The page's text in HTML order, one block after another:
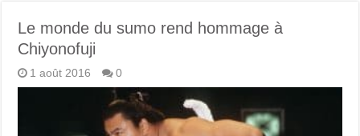
Le monde du sumo rend hommage à
Chiyonofuji
1 août 2016 0